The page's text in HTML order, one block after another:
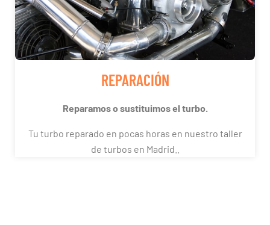
REPARACIÓN
Reparamos o sustituimos el turbo.
Tu turbo reparado en pocas horas en nuestro taller
de turbos en Madrid..